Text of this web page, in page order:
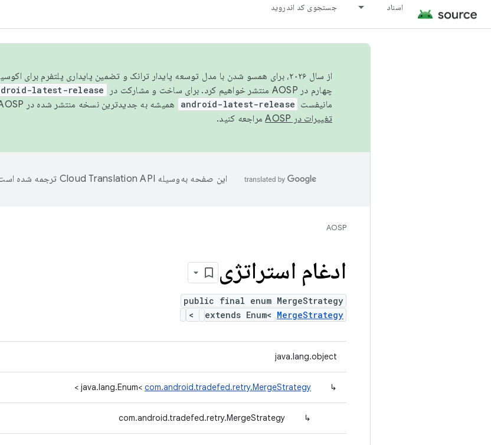
اسناد جستجوی کد اندروید
از سال ۲۰۲۶، برای همسو شدن با مدل توسعه پایدار ترانک و تضمین پایداری پلتفرم برای
چهارم در AOSP منتشر خواهیم کرد. برای ساخت و مشارکت در AOSP،
latest-release
مانیفست android-latest-release
همیشه به جدیدترین نسخه منتشر شده در AOSP ارجاع می‌دهد. برای اطلاعات بیشتر، به
تغییرات در AOSP
مراجعه کنید.
این صفحه به‌وسیله ترجمه شده
AOSP
ادغام استراتژی
public final enum MergeStrategy
extends Enum< MergeStrategy
>
java.lang.object
↳
java.lang.Enum< com.android.tradefed.retry.MergeStrategy
>
↳
com.android.tradefed.retry.MergeStrategy